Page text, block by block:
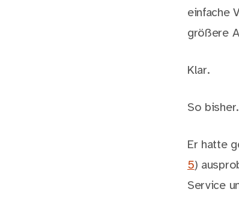
einfache
größere
Klar.
So bisher.
Er hatte
5)
Service